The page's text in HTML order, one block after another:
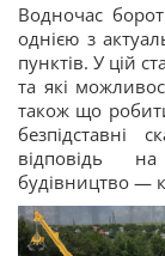
Водночас
однією з
пунктів. У цій
та які
також що
безпідставні
відповідь
будівництво —